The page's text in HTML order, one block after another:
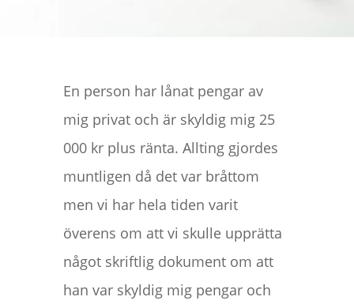
En person har lånat pengar av
mig privat och är skyldig mig 25
000 kr plus ränta. Allting gjordes
muntligen då det var bråttom
men vi har hela tiden varit
överens om att vi skulle upprätta
något skriftlig dokument om att
han var skyldig mig pengar och